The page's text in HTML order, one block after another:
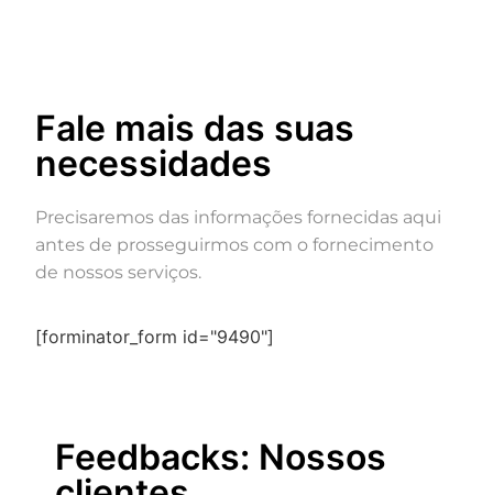
Fale mais das suas
necessidades
Precisaremos das informações fornecidas aqui
antes de prosseguirmos com o fornecimento
de nossos serviços.
[forminator_form id="9490"]
Feedbacks: Nossos